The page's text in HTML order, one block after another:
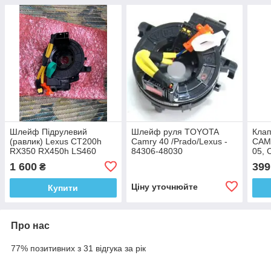
Шлейф Підрулевий
(равлик) Lexus CT200h
RX350 RX450h LS460
1 600 ₴
Купити
Шлейф руля TOYOTA
Camry 40 /Prado/Lexus -
84306-48030
Ціну уточнюйте
05,
GX
399
Про нас
77% позитивних з 31 відгука за рік